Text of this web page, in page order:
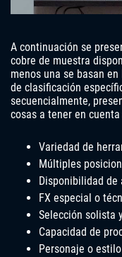
A continuación se
cobre de muestra
menos una se basan
de clasificación
secuencialmente,
cosas a tener en
Variedad de
Múltiples
Disponibilidad de
FX especial o
Selección solista
Capacidad de
Personaje o estilo